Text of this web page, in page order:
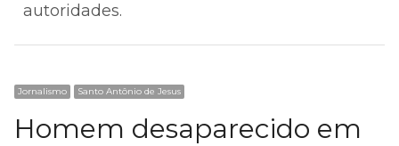
autoridades.
Jornalismo Santo Antônio de Jesus
Homem desaparecido em